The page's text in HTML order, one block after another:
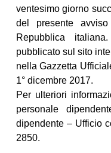
ventesimo giorno
del presente
Repubblica
pubblicato sul sito
nella Gazzetta
1° dicembre 2017.
Per ulteriori
personale
dipendente – Ufficio
2850.